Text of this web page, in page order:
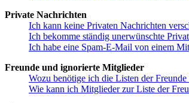
Private Nachrichten
Ich kann keine Privaten Nachrichten
Ich bekomme ständig unerwünschte
Ich habe eine Spam-E-Mail von einem
Freunde und ignorierte Mitglieder
Wozu benötige ich die Listen der
Wie kann ich Mitglieder zur Liste der